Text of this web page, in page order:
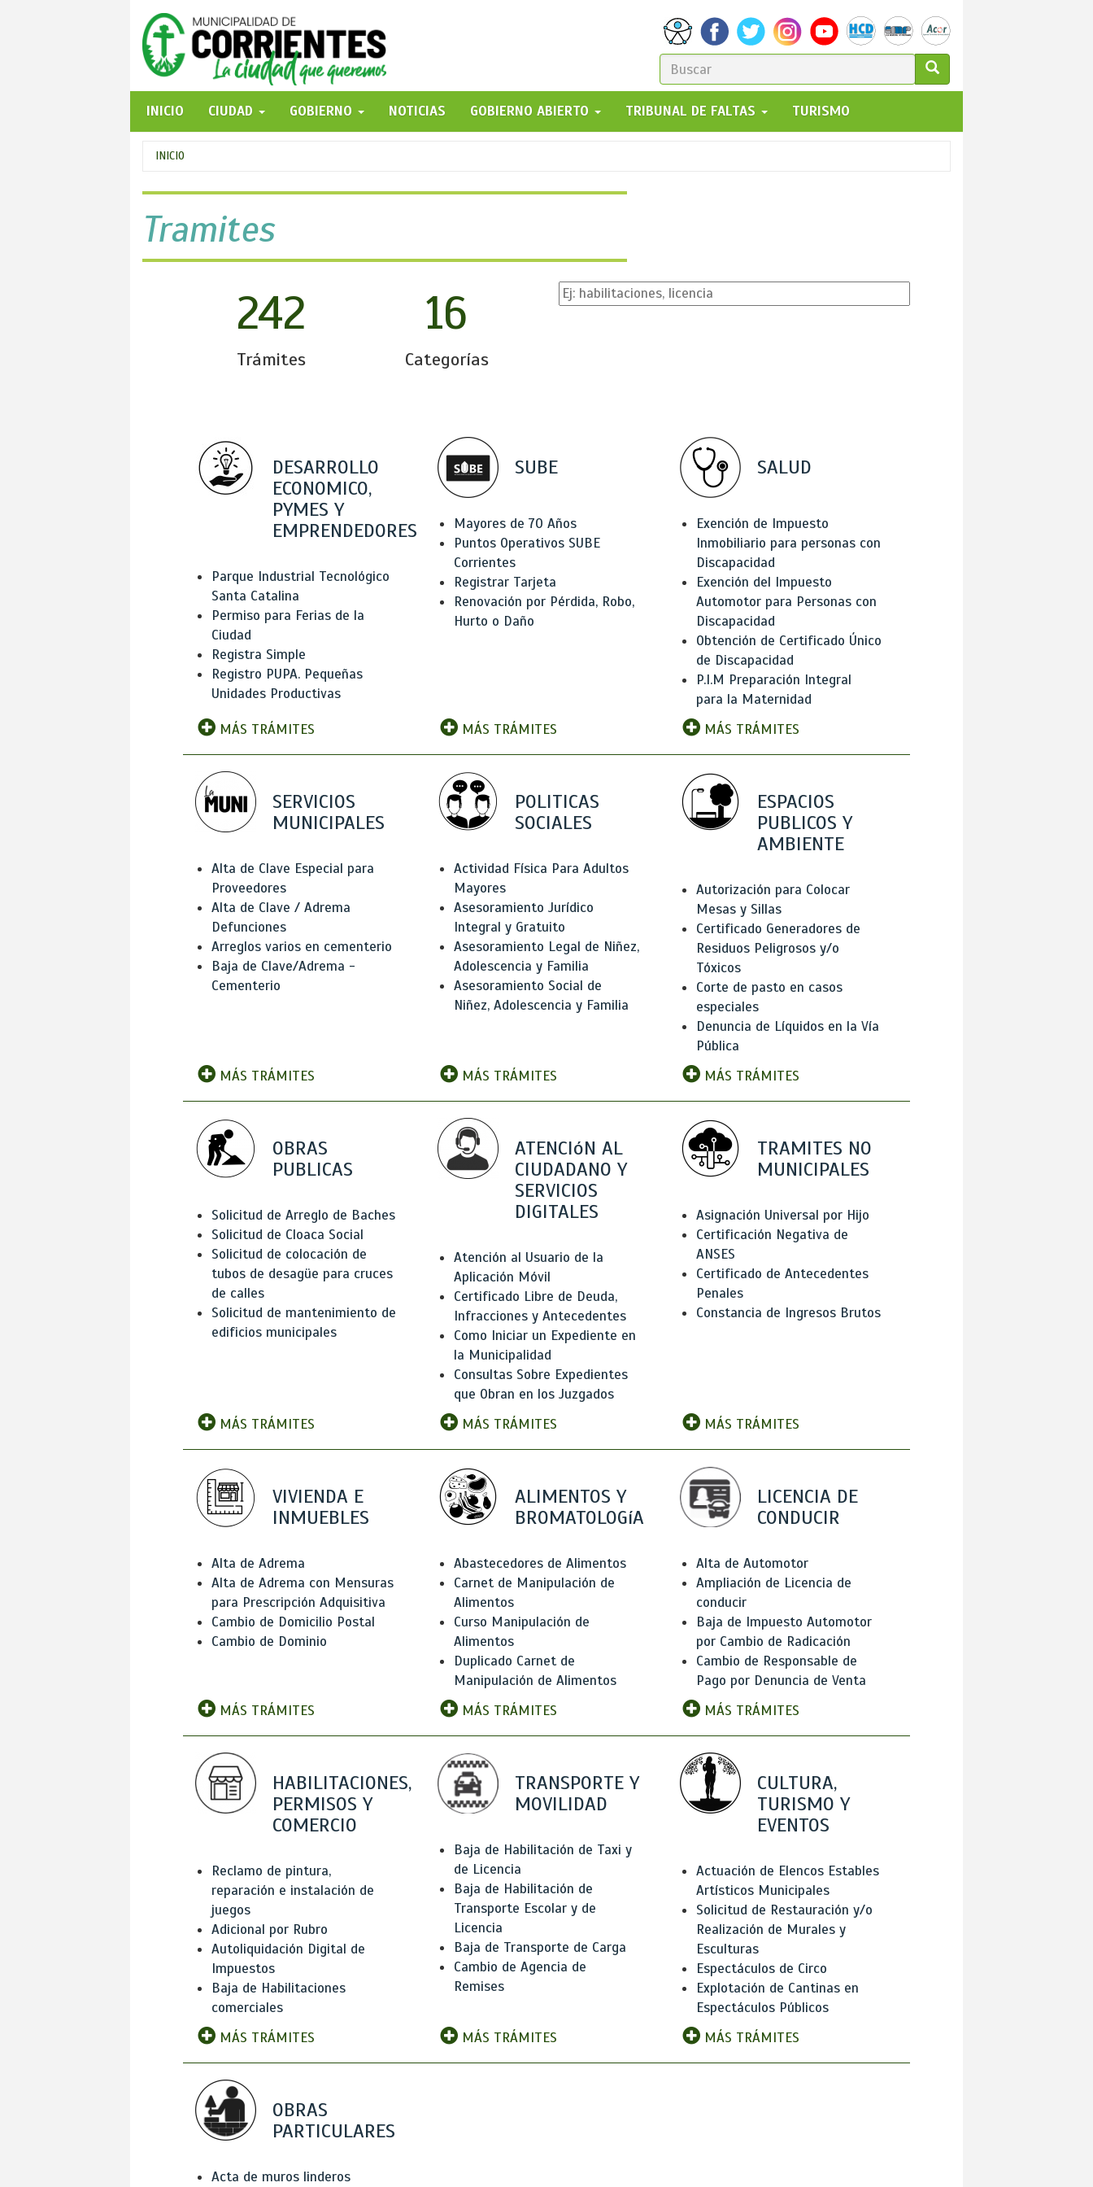
FORMULARIO
DE
BÚSQUEDA
GO!
INICIO
CIUDAD GOBIERNO NOTICIAS GOBIERNO ABIERTO TRIBUNAL DE FALTAS TURISMO
Se
encuentra
usted
aquí
INICIO
Tramites
242
Trámites
16
Categorías
DESARROLLO
ECONOMICO,
PYMES Y
EMPRENDEDORES
Parque Industrial Tecnológico
Santa Catalina
Permiso para Ferias de la
Ciudad
Registra Simple
Registro PUPA. Pequeñas
Unidades Productivas
MÁS TRÁMITES
SUBE
Mayores de 70 Años
Puntos Operativos SUBE
Corrientes
Registrar Tarjeta
Renovación por Pérdida, Robo,
Hurto o Daño
MÁS TRÁMITES
SALUD
Exención de Impuesto
Inmobiliario para personas con
Discapacidad
Exención del Impuesto
Automotor para Personas con
Discapacidad
Obtención de Certificado Único
de Discapacidad
P.I.M Preparación Integral
para la Maternidad
MÁS TRÁMITES
SERVICIOS
MUNICIPALES
Alta de Clave Especial para
Proveedores
Alta de Clave / Adrema
Defunciones
Arreglos varios en cementerio
Baja de Clave/Adrema -
Cementerio
MÁS TRÁMITES
POLITICAS
SOCIALES
Actividad Física Para Adultos
Mayores
Asesoramiento Jurídico
Integral y Gratuito
Asesoramiento Legal de Niñez,
Adolescencia y Familia
Asesoramiento Social de
Niñez, Adolescencia y Familia
MÁS TRÁMITES
ESPACIOS
PUBLICOS Y
AMBIENTE
Autorización para Colocar
Mesas y Sillas
Certificado Generadores de
Residuos Peligrosos y/o
Tóxicos
Corte de pasto en casos
especiales
Denuncia de Líquidos en la Vía
Pública
MÁS TRÁMITES
OBRAS
PUBLICAS
Solicitud de Arreglo de Baches
Solicitud de Cloaca Social
Solicitud de colocación de
tubos de desagüe para cruces
de calles
Solicitud de mantenimiento de
edificios municipales
MÁS TRÁMITES
ATENCIóN AL
CIUDADANO Y
SERVICIOS
DIGITALES
Atención al Usuario de la
Aplicación Móvil
Certificado Libre de Deuda,
Infracciones y Antecedentes
Como Iniciar un Expediente en
la Municipalidad
Consultas Sobre Expedientes
que Obran en los Juzgados
MÁS TRÁMITES
TRAMITES NO
MUNICIPALES
Asignación Universal por Hijo
Certificación Negativa de
ANSES
Certificado de Antecedentes
Penales
Constancia de Ingresos Brutos
MÁS TRÁMITES
VIVIENDA E
INMUEBLES
Alta de Adrema
Alta de Adrema con Mensuras
para Prescripción Adquisitiva
Cambio de Domicilio Postal
Cambio de Dominio
MÁS TRÁMITES
ALIMENTOS Y
BROMATOLOGíA
Abastecedores de Alimentos
Carnet de Manipulación de
Alimentos
Curso Manipulación de
Alimentos
Duplicado Carnet de
Manipulación de Alimentos
MÁS TRÁMITES
LICENCIA DE
CONDUCIR
Alta de Automotor
Ampliación de Licencia de
conducir
Baja de Impuesto Automotor
por Cambio de Radicación
Cambio de Responsable de
Pago por Denuncia de Venta
MÁS TRÁMITES
HABILITACIONES,
PERMISOS Y
COMERCIO
Reclamo de pintura,
reparación e instalación de
juegos
Adicional por Rubro
Autoliquidación Digital de
Impuestos
Baja de Habilitaciones
comerciales
MÁS TRÁMITES
TRANSPORTE Y
MOVILIDAD
Baja de Habilitación de Taxi y
de Licencia
Baja de Habilitación de
Transporte Escolar y de
Licencia
Baja de Transporte de Carga
Cambio de Agencia de
Remises
MÁS TRÁMITES
CULTURA,
TURISMO Y
EVENTOS
Actuación de Elencos Estables
Artísticos Municipales
Solicitud de Restauración y/o
Realización de Murales y
Esculturas
Espectáculos de Circo
Explotación de Cantinas en
Espectáculos Públicos
MÁS TRÁMITES
OBRAS
PARTICULARES
Acta de muros linderos